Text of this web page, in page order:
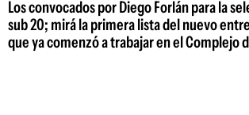
Los convocados por Diego Forlán para la
sub 20; mirá la primera lista del nuevo
que ya comenzó a trabajar en el Complejo